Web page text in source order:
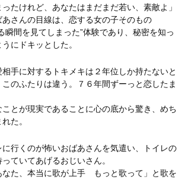
ったけれど、あなたはまだまだ若い、素敵よ」
あさんの目線は、恋する女の子そのもの
瞬間を見てしまった”体験であり、秘密を知っ
にドキッとした。
手に対するトキメキは２年位しか持たないと
のふたりは違う。７６年間ずーっと恋したま
とが現実であることに心の底から驚き、めち
た。
行くのが怖いおばあさんを気遣い、トイレの
ていてあげるおじいさん。
なた、本当に歌が上手 もっと歌って」と歌を